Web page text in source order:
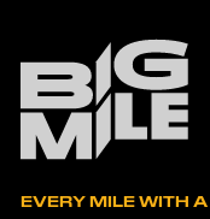
EVERY MILE WITH